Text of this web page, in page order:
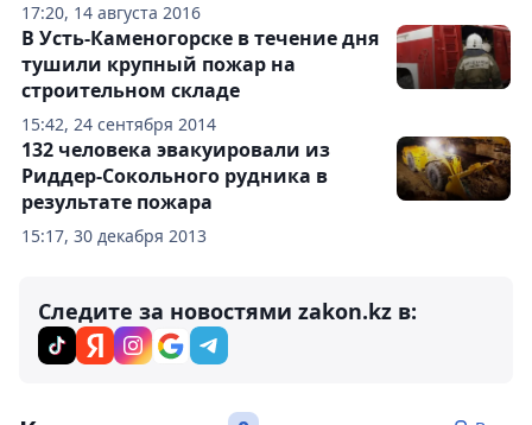
17:20, 14 августа 2016
15:42, 24 сентября 2014
В Усть-Каменогорске в течение дня
тушили крупный пожар на
строительном складе
15:17, 30 декабря 2013
132 человека эвакуировали из
Риддер-Сокольного рудника в
результате пожара
Следите за новостями zakon.kz в: